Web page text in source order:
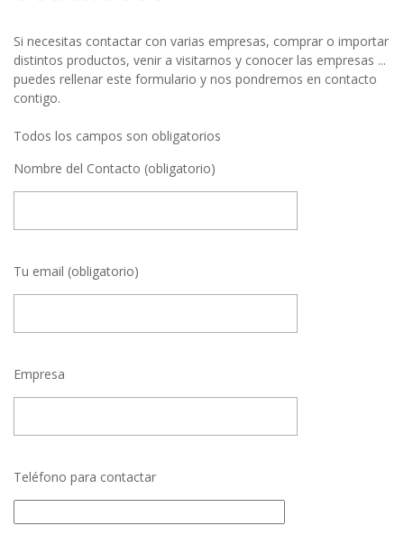
Si necesitas contactar con varias empresas, comprar o importar
distintos productos, venir a visitarnos y conocer las empresas ...
puedes rellenar este formulario y nos pondremos en contacto
contigo.
Todos los campos son obligatorios
Nombre del Contacto (obligatorio)
Tu email (obligatorio)
Empresa
Teléfono para contactar